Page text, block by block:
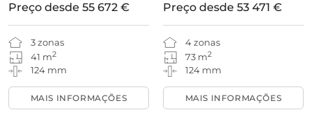
3 zonas
41 m2
124 mm
Preço desde 55 672 €
MAIS INFORMAÇÕES
4 zonas
73 m2
124 mm
Preço desde 53 471 €
MAIS INFORMAÇÕES